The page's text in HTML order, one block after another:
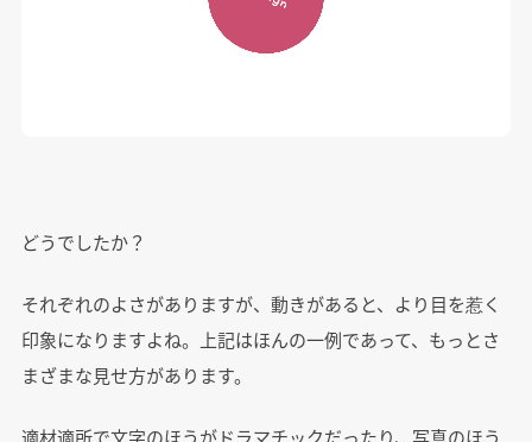
どうでしたか？
それぞれのよさがありますが、動きがあると、より目を惹く
印象になりますよね。上記はほんの一例であって、もっとさ
まざまな見せ方があります。
適材適所で文字のほうがドラマチックだったり、写真のほう